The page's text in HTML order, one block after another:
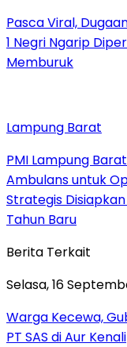
Pasca Viral,
1 Negri Ngarip
Memburuk
Lampung Barat
PMI Lampung
Ambulans untuk
Strategis
Tahun Baru
Berita Terkait
Selasa, 16
Warga Kecewa,
PT SAS di Aur Kenali